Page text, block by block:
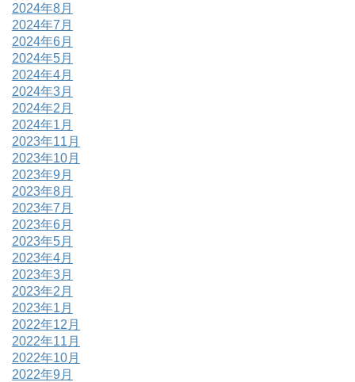
2024年8月
2024年7月
2024年6月
2024年5月
2024年4月
2024年3月
2024年2月
2024年1月
2023年11月
2023年10月
2023年9月
2023年8月
2023年7月
2023年6月
2023年5月
2023年4月
2023年3月
2023年2月
2023年1月
2022年12月
2022年11月
2022年10月
2022年9月